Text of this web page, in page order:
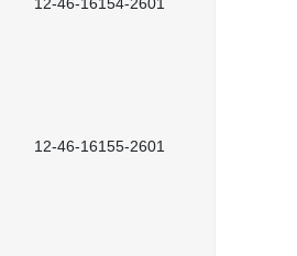
12-46-16155-2601